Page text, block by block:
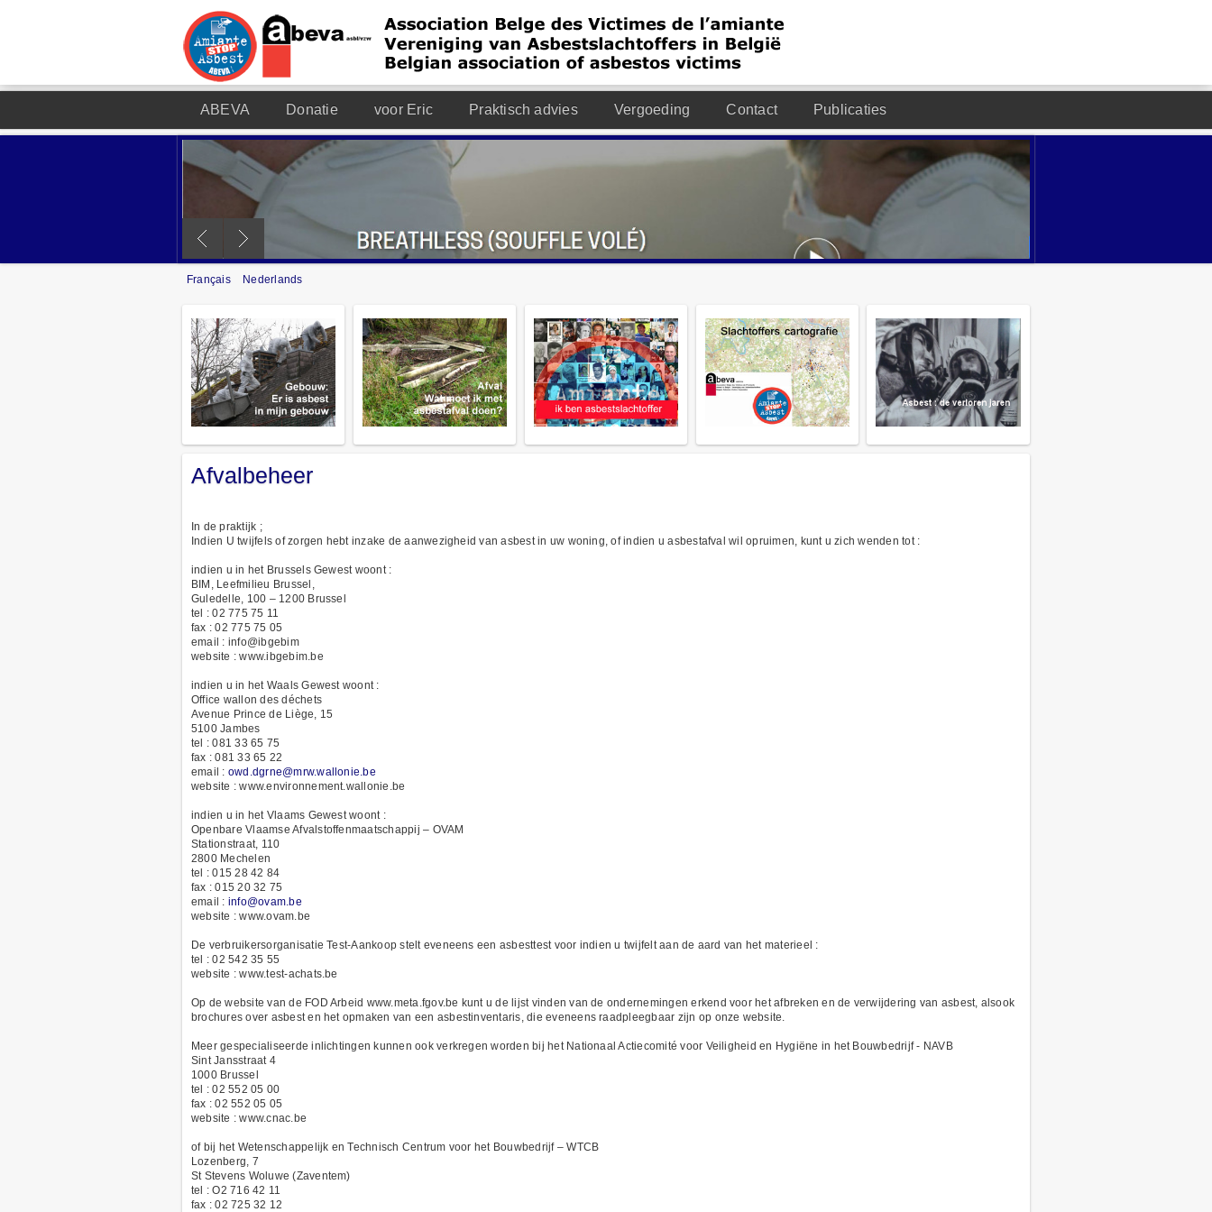
ABEVA Donatie voor Eric Praktisch advies Vergoeding Contact Publicaties
Français Nederlands
Afvalbeheer
In de praktijk ;
Indien U twijfels of zorgen hebt inzake de aanwezigheid van asbest in uw woning, of indien u asbestafval wil opruimen, kunt u zich wenden tot :
indien u in het Brussels Gewest woont :
BIM, Leefmilieu Brussel,
Guledelle, 100 – 1200 Brussel
tel : 02 775 75 11
fax : 02 775 75 05
email : info@ibgebim
website : www.ibgebim.be
indien u in het Waals Gewest woont :
Office wallon des déchets
Avenue Prince de Liège, 15
5100 Jambes
tel : 081 33 65 75
fax : 081 33 65 22
email : owd.dgrne@mrw.wallonie.be
website : www.environnement.wallonie.be
indien u in het Vlaams Gewest woont :
Openbare Vlaamse Afvalstoffenmaatschappij – OVAM
Stationstraat, 110
2800 Mechelen
tel : 015 28 42 84
fax : 015 20 32 75
email : info@ovam.be
website : www.ovam.be
De verbruikersorganisatie Test-Aankoop stelt eveneens een asbesttest voor indien u twijfelt aan de aard van het materieel :
tel : 02 542 35 55
website : www.test-achats.be
Op de website van de FOD Arbeid www.meta.fgov.be kunt u de lijst vinden van de ondernemingen erkend voor het afbreken en de verwijdering van asbest, alsook
brochures over asbest en het opmaken van een asbestinventaris, die eveneens raadpleegbaar zijn op onze website.
Meer gespecialiseerde inlichtingen kunnen ook verkregen worden bij het Nationaal Actiecomité voor Veiligheid en Hygiëne in het Bouwbedrijf - NAVB
Sint Jansstraat 4
1000 Brussel
tel : 02 552 05 00
fax : 02 552 05 05
website : www.cnac.be
of bij het Wetenschappelijk en Technisch Centrum voor het Bouwbedrijf – WTCB
Lozenberg, 7
St Stevens Woluwe (Zaventem)
tel : O2 716 42 11
fax : 02 725 32 12